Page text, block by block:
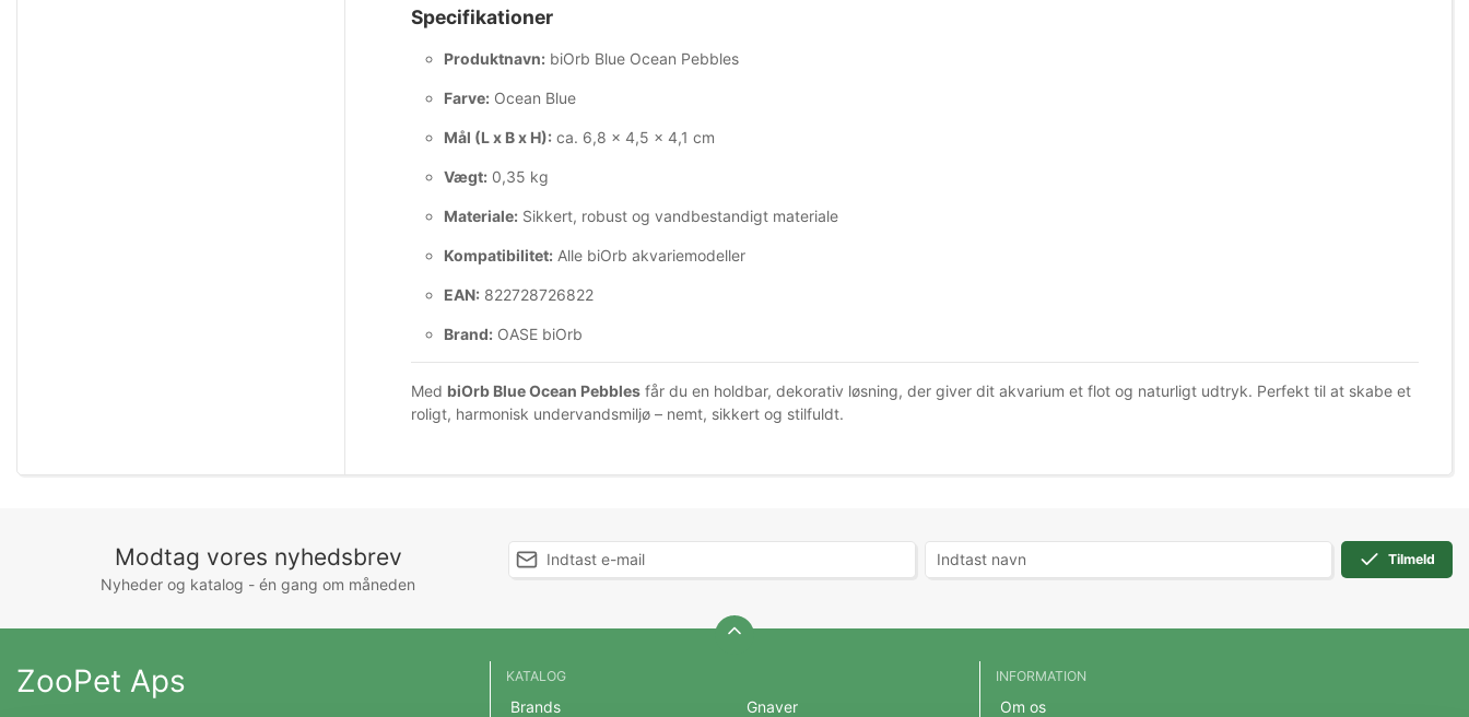
Specifikationer
Produktnavn: biOrb Blue Ocean Pebbles
Farve: Ocean Blue
Mål (L x B x H): ca. 6,8 x 4,5 x 4,1 cm
Vægt: 0,35 kg
Materiale: Sikkert, robust og vandbestandigt materiale
Kompatibilitet: Alle biOrb akvariemodeller
EAN: 822728726822
Brand: OASE biOrb
Med biOrb Blue Ocean Pebbles får du en holdbar, dekorativ løsning, der giver dit akvarium et flot og naturligt udtryk. Perfekt til at skabe et
roligt, harmonisk undervandsmiljø – nemt, sikkert og stilfuldt.
Modtag vores nyhedsbrev
Nyheder og katalog - én gang om måneden
Tilmeld
ZooPet Aps KATALOG
Brands Gnaver
INFORMATION
Om os